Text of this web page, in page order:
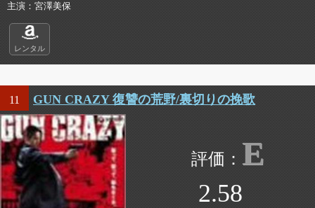
主演
宮澤美保
レンタル
11 GUN CRAZY 復讐の荒野/裏切りの挽歌
E
2.58